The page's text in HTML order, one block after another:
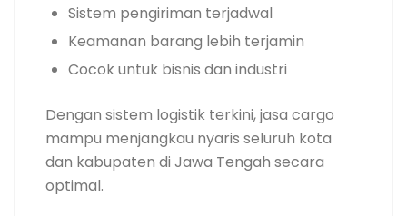
Sistem pengiriman terjadwal
Keamanan barang lebih terjamin
Cocok untuk bisnis dan industri
Dengan sistem logistik terkini, jasa cargo
mampu menjangkau nyaris seluruh kota
dan kabupaten di Jawa Tengah secara
optimal.